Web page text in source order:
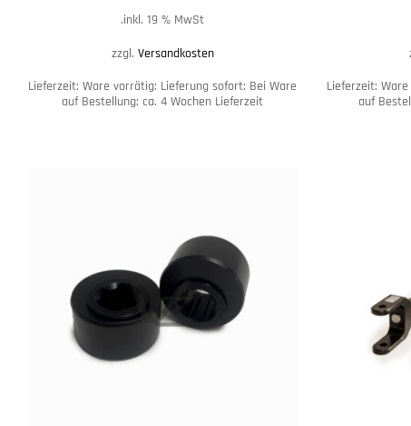
Lieferzeit:
auf
inkl. 19 % MwSt.
zzgl. Versandkosten
Lieferzeit: Ware vorrätig: Lieferung sofort; Bei Ware
auf Bestellung; ca. 4 Wochen Lieferzeit